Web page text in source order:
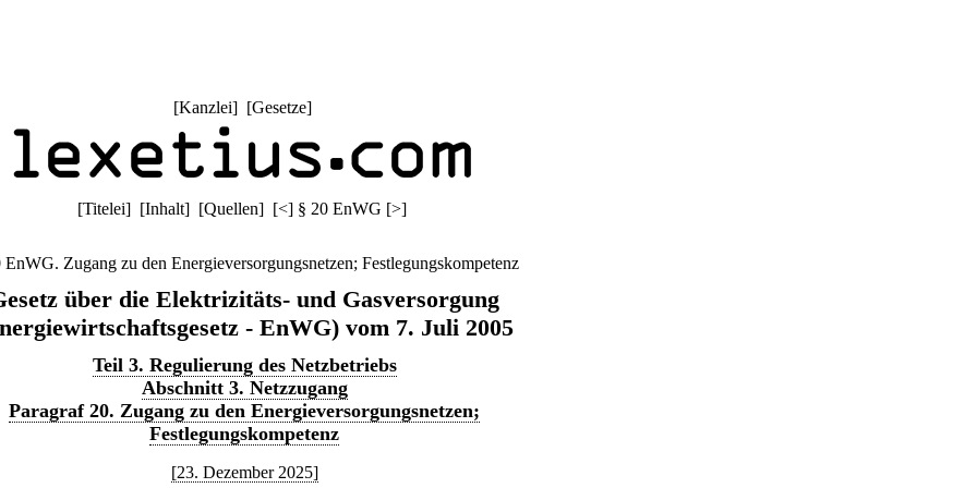
[Kanzlei] [Gesetze]
[Titelei] [Inhalt] [Quellen] [<] § 20 EnWG [>]
EnWG. Zugang zu den Energieversorgungsnetzen; Festlegungskompetenz
über die Elektrizitäts- und Gasversorgung
- EnWG) vom 7. Juli 2005
Teil 3. Regulierung des Netzbetriebs
Abschnitt 3. Netzzugang
Paragraf 20. Zugang zu den Energieversorgungsnetzen;
Festlegungskompetenz
[23. Dezember 2025]